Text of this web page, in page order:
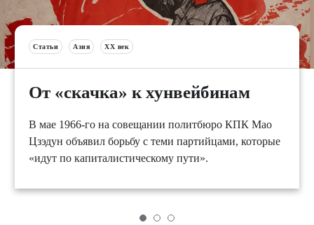
Статьи Азия XX век
От «скачка» к хунвейбинам
В мае 1966-го на совещании политбюро КПК Мао
Цзэдун объявил борьбу с теми партийцами, которые
«идут по капиталистическому пути».